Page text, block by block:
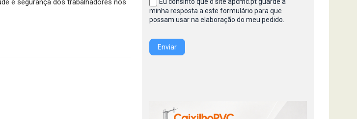
e segurança dos trabalhadores nos
Eu consinto que o site apcmc.pt guarde a
minha resposta a este formulário para que
possam usar na elaboração do meu pedido.
Enviar